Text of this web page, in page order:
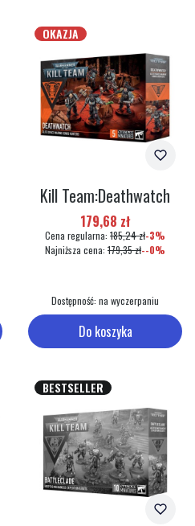
OKAZJA
Do koszyka
Kill Team:Deathwatch
Cena promocyjna
179,68 zł
Cena regularna: 185,24 zł-3%
Najniższa cena: 179,35 zł--0%
Dostępność: na wyczerpaniu
BESTSELLER